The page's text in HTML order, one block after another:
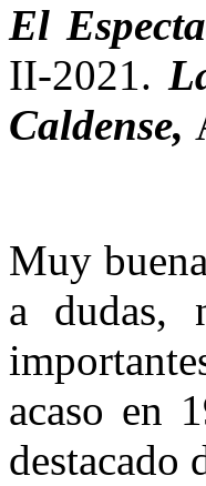
El
II-2021.
Caldense,
Muy
a dudas,
acaso en
destacado